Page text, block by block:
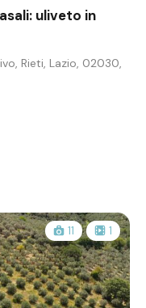
uliveto in
Rieti, Lazio, 02030,
11 1